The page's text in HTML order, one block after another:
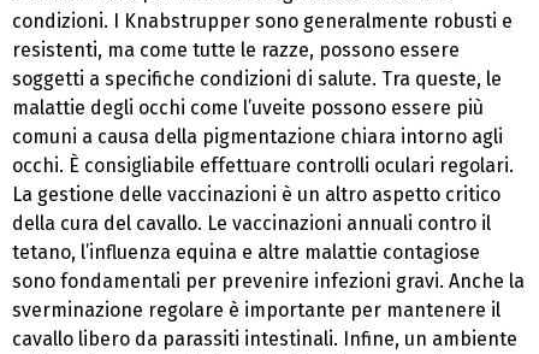
condizioni. I Knabstrupper sono generalmente robusti e
resistenti, ma come tutte le razze, possono essere
soggetti a specifiche condizioni di salute. Tra queste, le
malattie degli occhi come l’uveite possono essere più
comuni a causa della pigmentazione chiara intorno agli
occhi. È consigliabile effettuare controlli oculari regolari.
La gestione delle vaccinazioni è un altro aspetto critico
della cura del cavallo. Le vaccinazioni annuali contro il
tetano, l’influenza equina e altre malattie contagiose
sono fondamentali per prevenire infezioni gravi. Anche la
sverminazione regolare è importante per mantenere il
cavallo libero da parassiti intestinali. Infine, un ambiente